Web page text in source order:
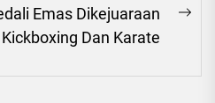
Emas Dikejuaraan
Kickboxing Dan Karate